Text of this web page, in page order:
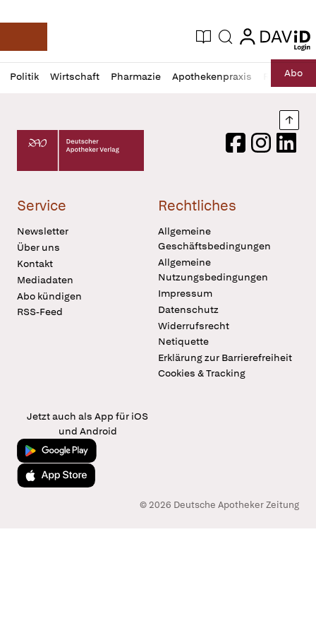
Deutsche Apotheker Zeitung
Aktuelle Ausgabe
Suche login
login
Politik Wirtschaft Pharmazie Apothekenpraxis RechtAbo
Profil
öffnen
Daz
Pur
Deutscher Apotheker Verlag Logo
FacebookInstagram
Service
Newsletter
Über uns
Kontakt
Mediadaten
Abo kündigen
RSS-Feed
Rechtliches
Allgemeine
Geschäftsbedingungen
Allgemeine
Nutzungsbedingungen
Impressum
Datenschutz
Widerrufsrecht
Netiquette
Erklärung zur Barrierefreiheit
Cookies & Tracking
Jetzt auch als App für iOS
und Android
Jetzt bei Google Play
Laden im App Store
© 2026 Deutsche Apotheker Zeitung